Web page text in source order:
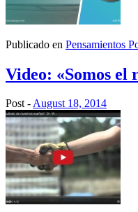
Publicado en Pensamientos
Video: «Somos el
Post -August 18, 2014